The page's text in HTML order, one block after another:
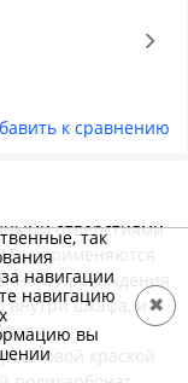
к сравнению
отверстиями
5 и применяются
прохождения
внутри шкафа, и
краской
так
навигации
навигацию
вы
✖